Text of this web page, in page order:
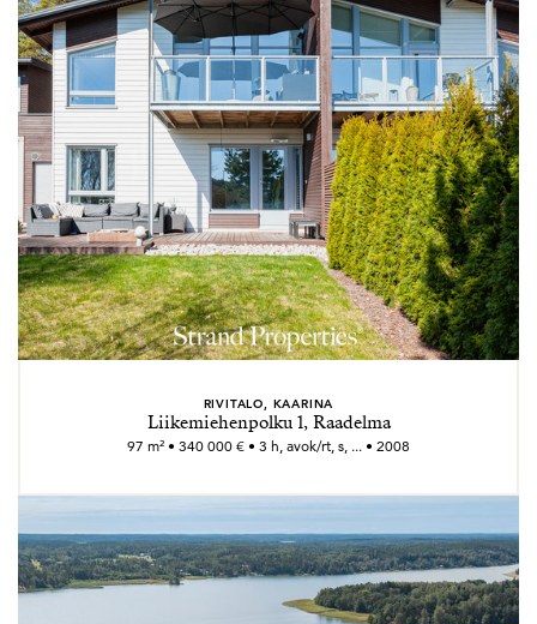
RIVITALO, KAARINA
Liikemiehenpolku 1, Raadelma
97 m² • 340 000 € • 3 h, avok/rt, s, ... • 2008